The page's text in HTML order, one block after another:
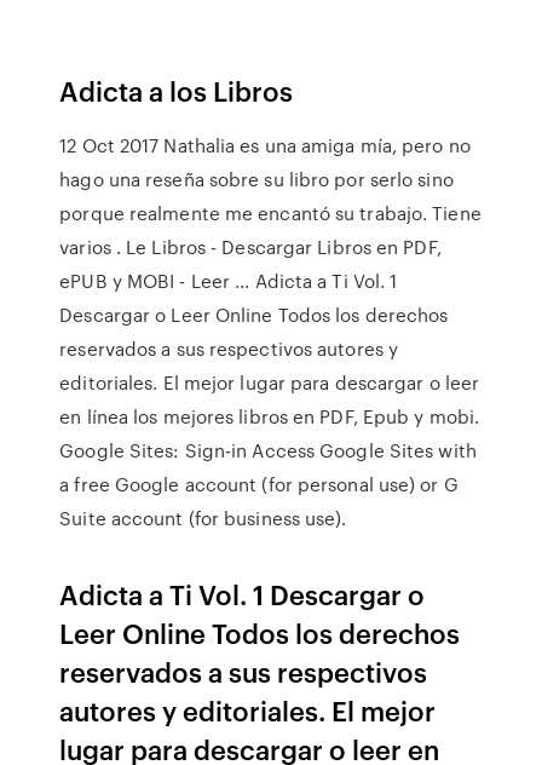
Adicta a los Libros
12 Oct 2017 Nathalia es una amiga mía, pero no
hago una reseña sobre su libro por serlo sino
porque realmente me encantó su trabajo. Tiene
varios . Le Libros - Descargar Libros en PDF,
ePUB y MOBI - Leer ... Adicta a Ti Vol. 1
Descargar o Leer Online Todos los derechos
reservados a sus respectivos autores y
editoriales. El mejor lugar para descargar o leer
en línea los mejores libros en PDF, Epub y mobi.
Google Sites: Sign-in Access Google Sites with
a free Google account (for personal use) or G
Suite account (for business use).
Adicta a Ti Vol. 1 Descargar o
Leer Online Todos los derechos
reservados a sus respectivos
autores y editoriales. El mejor
lugar para descargar o leer en